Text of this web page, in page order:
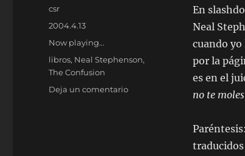
En
Neal
cuando
por la
es en el
no te
Autor
csr
Publicado
2004.4.13
Categorías
Now playing...
Etiquetas
libros, Neal Stephenson,
The Confusion
Deja un comentarioen